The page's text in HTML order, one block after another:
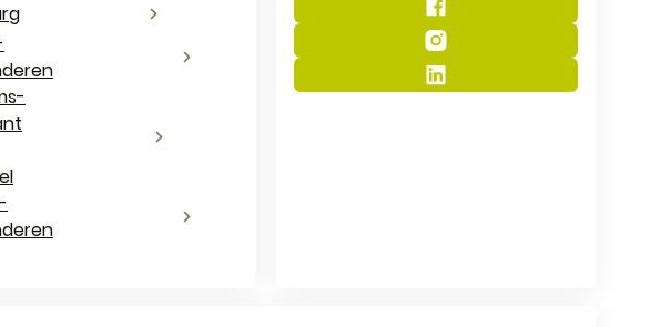
Facebook
Instagram
LinkedIn